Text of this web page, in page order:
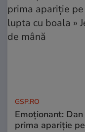
GSP.RO
Emoționant:
prima apariție